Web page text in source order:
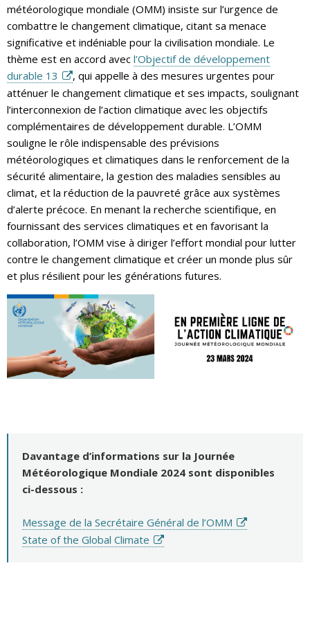
météorologique mondiale (OMM) insiste sur l’urgence de
combattre le changement climatique, citant sa menace
significative et indéniable pour la civilisation mondiale. Le
thème est en accord avec l’Objectif de développement
durable 13
, qui appelle à des mesures urgentes pour
atténuer le changement climatique et ses impacts, soulignant
l’interconnexion de l’action climatique avec les objectifs
complémentaires de développement durable. L’OMM
souligne le rôle indispensable des prévisions
météorologiques et climatiques dans le renforcement de la
sécurité alimentaire, la gestion des maladies sensibles au
climat, et la réduction de la pauvreté grâce aux systèmes
d’alerte précoce. En menant la recherche scientifique, en
fournissant des services climatiques et en favorisant la
collaboration, l’OMM vise à diriger l’effort mondial pour lutter
contre le changement climatique et créer un monde plus sûr
et plus résilient pour les générations futures.
Davantage d’informations sur la Journée
Météorologique Mondiale 2024 sont disponibles
ci-dessous :
Message de la Secrétaire Général de l’OMM
State of the Global Climate